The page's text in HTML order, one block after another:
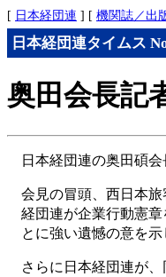
[ 日本経団連 ] [ 機関誌／出
日本経団連タイムス
奥田会長記
日本経団連の奥田碩
会見の冒頭、西日本
経団連が企業行動憲
とに強い遺憾の意を示
さらに日本経団連が